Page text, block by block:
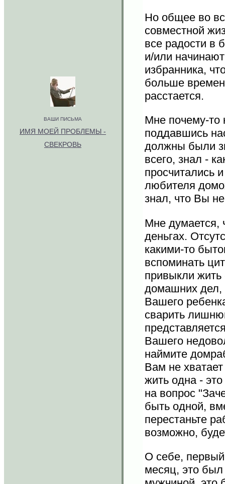
ВАШИ ПИСЬМА
ИМЯ МОЕЙ ПРОБЛЕМЫ -
СВЕКРОВЬ
Но общее во
совместной
все радости в
и/или
избранника,
больше
расстается.
Мне почему-то
поддавшись
должны были
всего, знал -
просчитались
любителя
знал, что Вы
Мне думается,
деньгах.
какими-то
вспоминать
привыкли
домашних дел,
Вашего
сварить
Вашего
наймите
Вам не
жить одна -
на вопрос
быть одной,
перестаньте
возможно,
О себе,
месяц, это